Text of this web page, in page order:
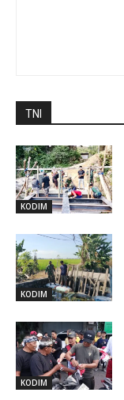
TNI
KODIM
KODIM
KODIM